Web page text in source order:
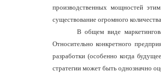
производственных мощностей
существование огромного
В общем виде
Относительно конкретного
разработки (особенно когда
стратегии может быть однозначно